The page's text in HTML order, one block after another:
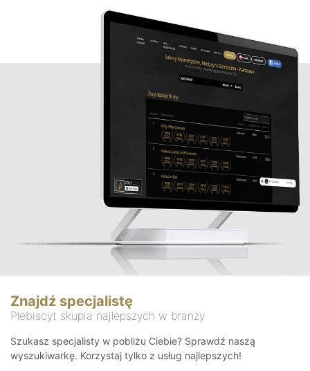
Znajdź specjalistę
Plebiscyt skupia najlepszych w branży
Szukasz specjalisty w pobliżu Ciebie? Sprawdź naszą
wyszukiwarkę. Korzystaj tylko z usług najlepszych!